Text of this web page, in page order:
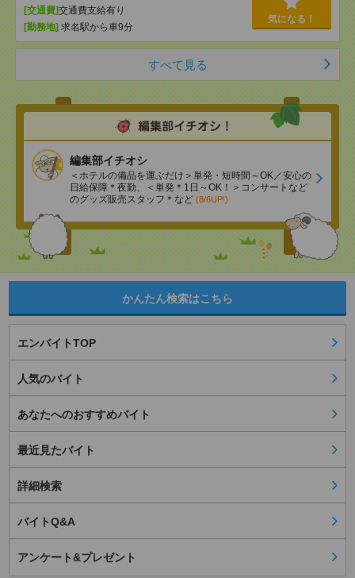
[交通費]交通費支給有り
[勤務地] 求名駅から車9分
気になる！
すべて見る
編集部イチオシ
＜ホテルの備品を運ぶだけ＞単発・短時間～OK／安心の
日給保障＊夜勤、＜単発＊1日～OK！＞コンサートなど
のグッズ販売スタッフ＊など (8/6UP!)
かんたん検索はこちら
エンバイトTOP
人気のバイト
あなたへのおすすめバイト
最近見たバイト
詳細検索
バイトQ&A
アンケート&プレゼント